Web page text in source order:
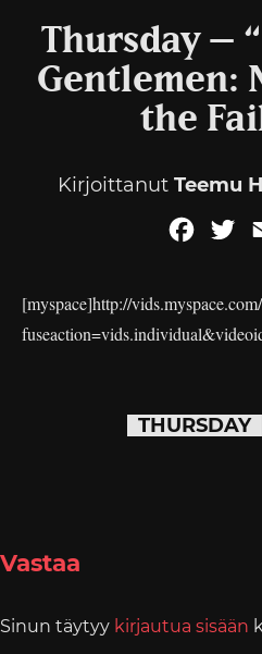
Thursday –
Gentlemen:
the
Kirjoittanut Teemu
[myspace]http://
THURSDAY
Vastaa
Sinun täytyy kirjautua sisään